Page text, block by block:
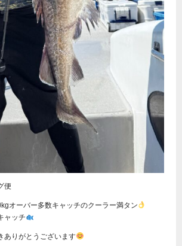
便
オーバー多数キャッチのクーラー満タン
ャッチ
ありがとうございます